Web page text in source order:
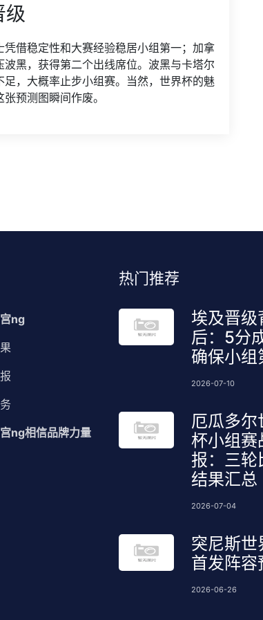
级
借稳定性和大赛经验稳居小组第一；加拿
黑，获得第二个出线席位。波黑与卡塔尔
，大概率止步小组赛。当然，世界杯的魅
预测图瞬间作废。
ng
ng相信品牌力量
热门推荐
埃及晋级
后：5分
确保小组
2026-07-10
厄瓜多尔
杯小组赛
报：三轮
结果汇总
2026-07-04
突尼斯世
首发阵容
2026-06-26